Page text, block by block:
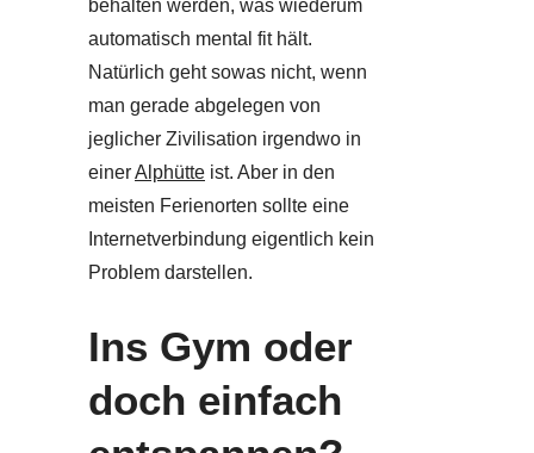
behalten werden, was wiederum
automatisch mental fit hält.
Natürlich geht sowas nicht, wenn
man gerade abgelegen von
jeglicher Zivilisation irgendwo in
einerAlphütte ist. Aber in den
meisten Ferienorten sollte eine
Internetverbindung eigentlich kein
Problem darstellen.
Ins Gym oder
doch einfach